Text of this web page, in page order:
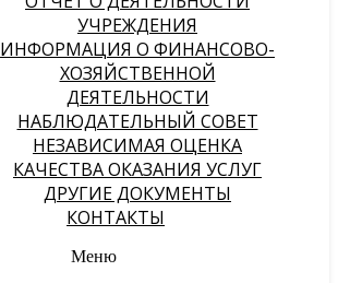
УЧРЕЖДЕНИЯ
ИНФОРМАЦИЯ О ФИНАНСОВО-
ХОЗЯЙСТВЕННОЙ
ДЕЯТЕЛЬНОСТИ
НАБЛЮДАТЕЛЬНЫЙ СОВЕТ
НЕЗАВИСИМАЯ ОЦЕНКА
КАЧЕСТВА ОКАЗАНИЯ УСЛУГ
ДРУГИЕ ДОКУМЕНТЫ
КОНТАКТЫ
Меню